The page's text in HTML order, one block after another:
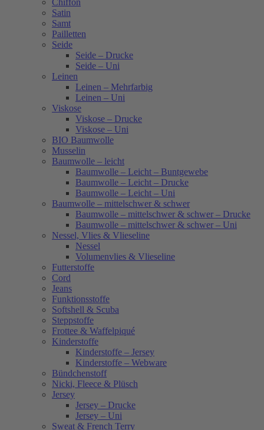
Chiffon
Satin
Samt
Pailletten
Seide
Seide – Drucke
Seide – Uni
Leinen
Leinen – Mehrfarbig
Leinen – Uni
Viskose
Viskose – Drucke
Viskose – Uni
BIO Baumwolle
Musselin
Baumwolle – leicht
Baumwolle – Leicht – Buntgewebe
Baumwolle – Leicht – Drucke
Baumwolle – Leicht – Uni
Baumwolle – mittelschwer & schwer
Baumwolle – mittelschwer & schwer – Drucke
Baumwolle – mittelschwer & schwer – Uni
Nessel, Vlies & Vlieseline
Nessel
Volumenvlies & Vlieseline
Futterstoffe
Cord
Jeans
Funktionsstoffe
Softshell & Scuba
Steppstoffe
Frottee & Waffelpiqué
Kinderstoffe
Kinderstoffe – Jersey
Kinderstoffe – Webware
Bündchenstoff
Nicki, Fleece & Plüsch
Jersey
Jersey – Drucke
Jersey – Uni
Sweat & French Terry